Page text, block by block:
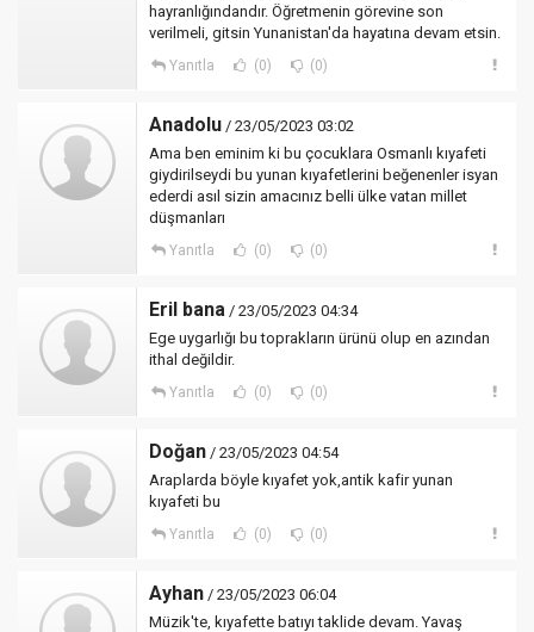
hayranlığındandır. Öğretmenin görevine son
verilmeli, gitsin Yunanistan'da hayatına devam etsin.
Yanıtla (0) (0)
Anadolu / 23/05/2023 03:02
Ama ben eminim ki bu çocuklara Osmanlı kıyafeti
giydirilseydi bu yunan kıyafetlerini beğenenler isyan
ederdi asıl sizin amacınız belli ülke vatan millet
düşmanları
Yanıtla (0) (0)
Eril bana / 23/05/2023 04:34
Ege uygarlığı bu toprakların ürünü olup en azından
ithal değildir.
Yanıtla (0) (0)
Doğan / 23/05/2023 04:54
Araplarda böyle kıyafet yok,antik kafir yunan
kıyafeti bu
Yanıtla (0) (0)
Ayhan / 23/05/2023 06:04
Müzik'te, kıyafette batıyı taklide devam. Yavaş